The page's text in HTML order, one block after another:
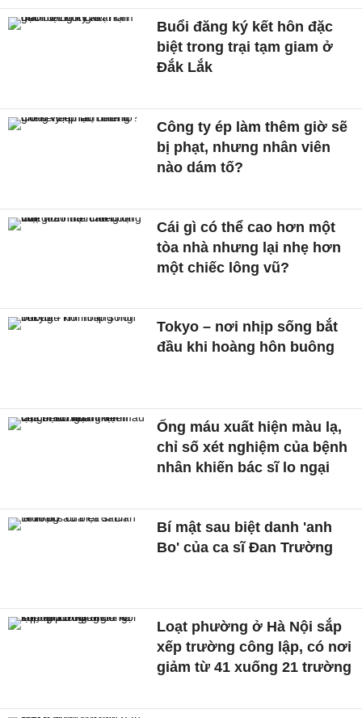
Buổi đăng ký kết hôn đặc
biệt trong trại tạm giam ở
Đắk Lắk
Công ty ép làm thêm giờ sẽ
bị phạt, nhưng nhân viên
nào dám tố?
Cái gì có thể cao hơn một
tòa nhà nhưng lại nhẹ hơn
một chiếc lông vũ?
Tokyo – nơi nhịp sống bắt
đầu khi hoàng hôn buông
Ống máu xuất hiện màu lạ,
chỉ số xét nghiệm của bệnh
nhân khiến bác sĩ lo ngại
Bí mật sau biệt danh 'anh
Bo' của ca sĩ Đan Trường
Loạt phường ở Hà Nội sắp
xếp trường công lập, có nơi
giảm từ 41 xuống 21 trường